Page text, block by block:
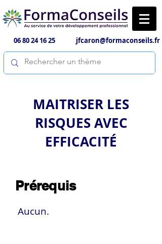
06 80 24 16 25 jfcaron@formaconseils.fr
MAITRISER LES
RISQUES AVEC
EFFICACITÉ
Prérequis
Aucun.